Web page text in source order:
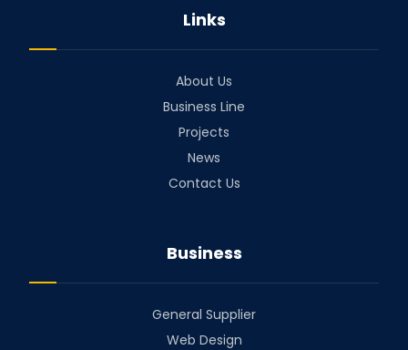
Links
About Us
Business Line
Projects
News
Contact Us
Business
General Supplier
Web Design